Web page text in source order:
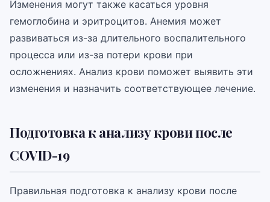
Изменения могут также касаться уровня
гемоглобина и эритроцитов. Анемия может
развиваться из-за длительного воспалительного
процесса или из-за потери крови при
осложнениях. Анализ крови поможет выявить эти
изменения и назначить соответствующее лечение.
Подготовка к анализу крови после
COVID-19
Правильная подготовка к анализу крови после